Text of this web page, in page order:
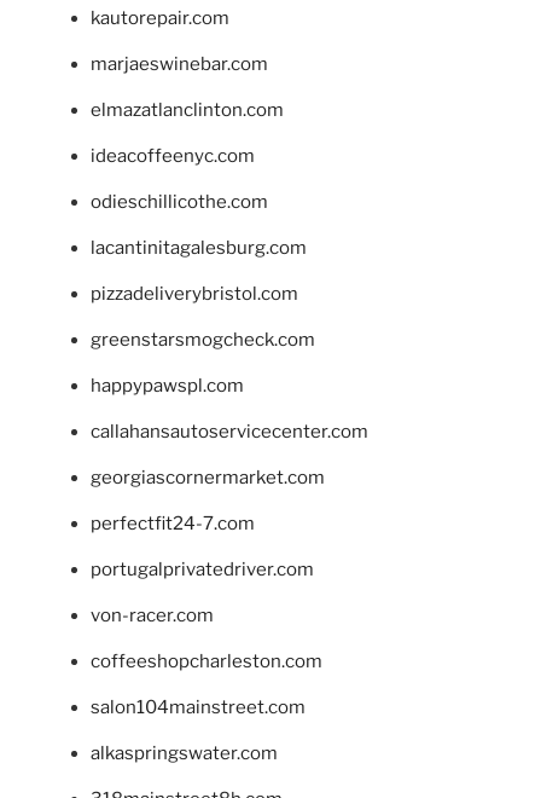
kautorepair.com
marjaeswinebar.com
elmazatlanclinton.com
ideacoffeenyc.com
odieschillicothe.com
lacantinitagalesburg.com
pizzadeliverybristol.com
greenstarsmogcheck.com
happypawspl.com
callahansautoservicecenter.com
georgiascornermarket.com
perfectfit24-7.com
portugalprivatedriver.com
von-racer.com
coffeeshopcharleston.com
salon104mainstreet.com
alkaspringswater.com